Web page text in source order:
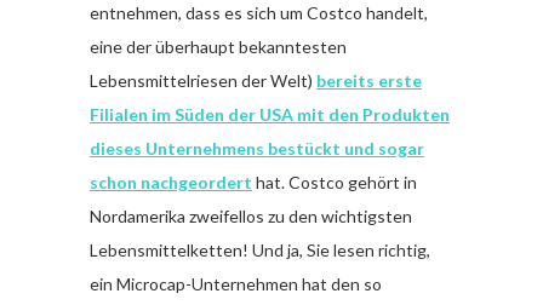
entnehmen, dass es sich um Costco handelt,
eine der überhaupt bekanntesten
Lebensmittelriesen der Welt) bereits erste
Filialen im Süden der USA mit den Produkten
dieses Unternehmens bestückt und sogar
schon nachgeordert hat. Costco gehört in
Nordamerika zweifellos zu den wichtigsten
Lebensmittelketten! Und ja, Sie lesen richtig,
ein Microcap-Unternehmen hat den so